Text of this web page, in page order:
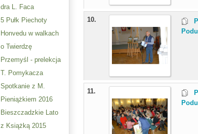
dra L. Faca
5 Pułk Piechoty
Honvedu w walkach
o Twierdzę
Przemyśl - prelekcja
T. Pomykacza
Spotkanie z M.
Pieniążkiem 2016
Bieszczadzkie Lato
z Książką 2015
10.
11.